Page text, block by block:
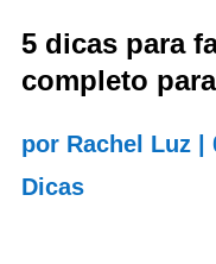
5 dicas para
completo
por Rachel Luz|
Dicas